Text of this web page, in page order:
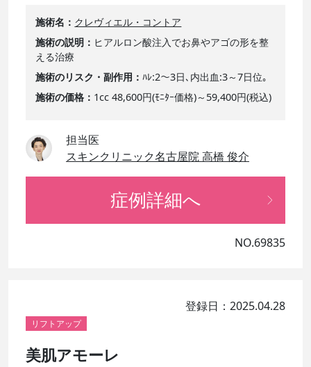
施術名
クレヴィエル・コントア
施術の説明
ヒアルロン酸注入でお鼻やアゴの形を整
える治療
施術のリスク・副作用
ﾊﾚ:2～3日､内出血:3～7日位｡
施術の価格
1cc 48,600円(ﾓﾆﾀｰ価格)～59,400円(税込)
担当医
スキンクリニック名古屋院 高橋 俊介
症例詳細へ
NO.69835
登録日：2025.04.28
リフトアップ
美肌アモーレ